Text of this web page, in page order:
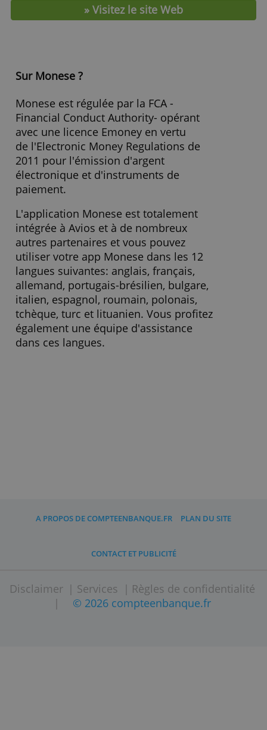
Frais et caractéristiques
Cotisation Carte Bancaire
Frais de change
0,00 % (< 8000 €)
Intérêt créditeur
0,00 %
Intérêt débiteur -
Sur Monese ?
Monese est régulée par la FCA -
Financial Conduct Authority- opérant
avec une licence Emoney en vertu
allemand, portugais-brésilien, bulgare,
tchèque, turc et lituanien. Vous profitez
dans ces langues.